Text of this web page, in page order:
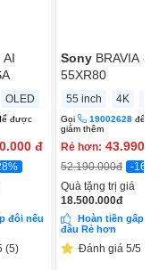
AI
OLED
được
đ
đôi nếu
(5)
Sony BRAVIA 8
55XR80
55 inch 4K
Gọi 19002628 để
giảm thêm
Rẻ hơn:
52.190.000đ
-16%
Quà tặng trị giá
18.500.000đ
Hoàn tiền gấp
đâu Rẻ hơn
Đánh giá 5/5 (5)